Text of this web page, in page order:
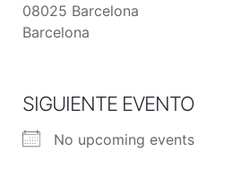
08025 Barcelona
Barcelona
SIGUIENTE EVENTO
No upcoming events